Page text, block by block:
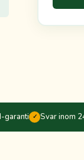
garanti ✓ Svar inom